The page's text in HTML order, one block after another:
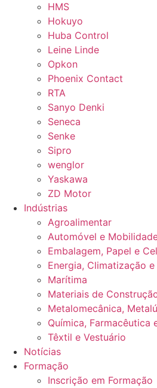
HMS
Hokuyo
Huba Control
Leine Linde
Opkon
Phoenix Contact
RTA
Sanyo Denki
Seneca
Senke
Sipro
wenglor
Yaskawa
ZD Motor
Indústrias
Agroalimentar
Automóvel e
Embalagem, Papel e
Energia, Climatização
Marítima
Materiais de
Metalomecânica,
Química, Farmacêutica
Têxtil e Vestuário
Notícias
Formação
Inscrição em Formação